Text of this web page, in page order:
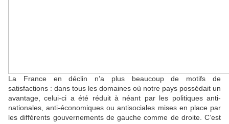
La France en déclin n’a plus beaucoup de motifs de
satisfactions : dans tous les domaines où notre pays possédait un
avantage, celui-ci a été réduit à néant par les politiques anti-
nationales, anti-économiques ou antisociales mises en place par
les différents gouvernements de gauche comme de droite. C’est